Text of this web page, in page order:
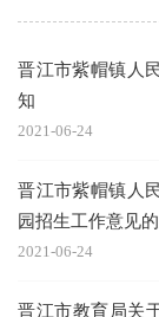
晋江市紫帽镇人
知
2021-06-24
晋江市紫帽镇人
园招生工作意见
2021-06-24
晋江市教育局关